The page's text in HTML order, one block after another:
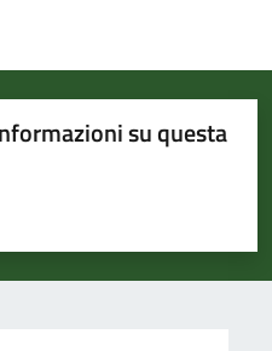
su questa
su 5